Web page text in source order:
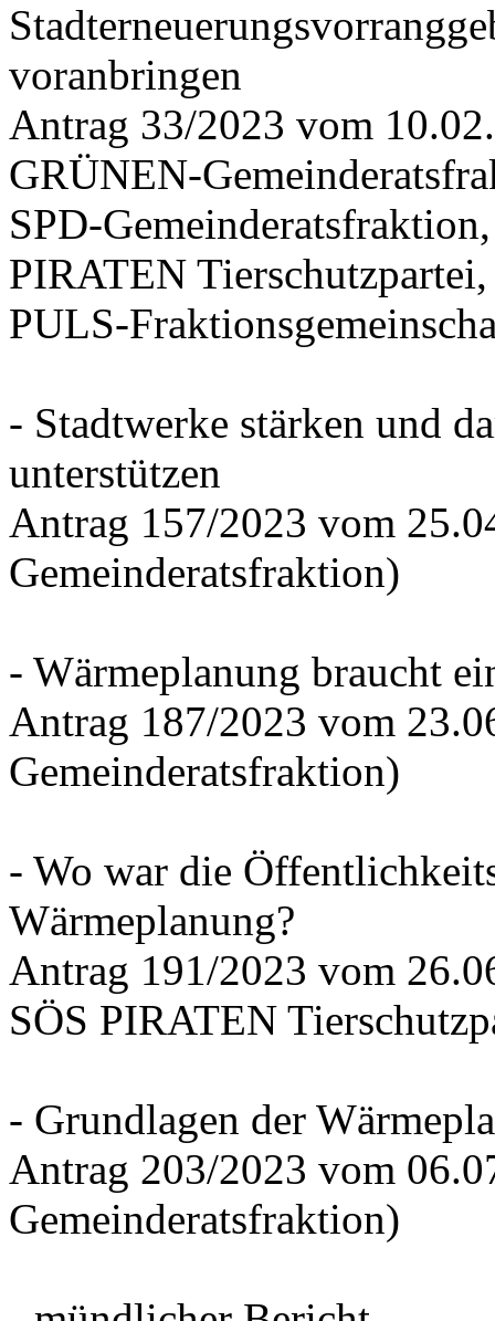
voranbringen
Antrag 33/2023 vom
GRÜNEN-
SPD-
PIRATEN Tierschutzpartei,
PULS-
- Stadtwerke stärken und
unterstützen
Antrag 157/2023 vom
Gemeinderatsfraktion)
- Wärmeplanung braucht
Antrag 187/2023 vom
Gemeinderatsfraktion)
- Wo war die
Wärmeplanung?
Antrag 191/2023 vom
SÖS PIRATEN
- Grundlagen der
Antrag 203/2023 vom
Gemeinderatsfraktion)